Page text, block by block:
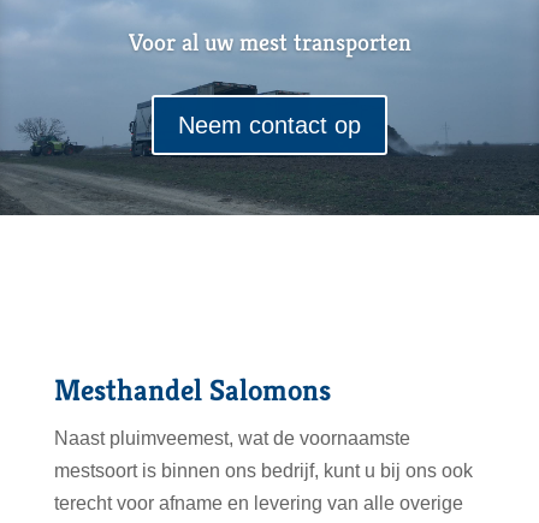
Voor al uw mest transporten
Neem contact op
Mesthandel Salomons
Naast pluimveemest, wat de voornaamste
mestsoort is binnen ons bedrijf, kunt u bij ons ook
terecht voor afname en levering van alle overige